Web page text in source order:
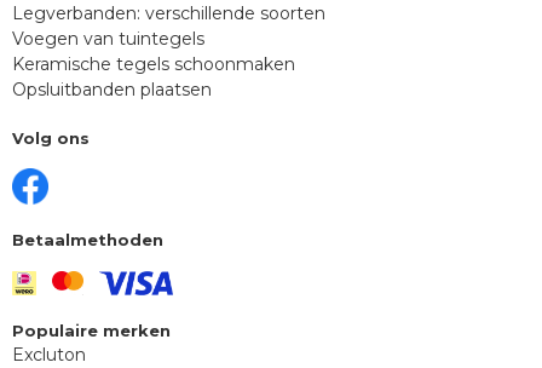
Legverbanden: verschillende soorten
Voegen van tuintegels
Keramische tegels schoonmaken
Opsluitbanden plaatsen
Volg ons
Betaalmethoden
Populaire merken
Excluton